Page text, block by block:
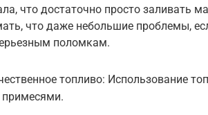
что достаточно просто заливать
что даже небольшие проблемы,
поломкам.
топливо: Использование
примесями.